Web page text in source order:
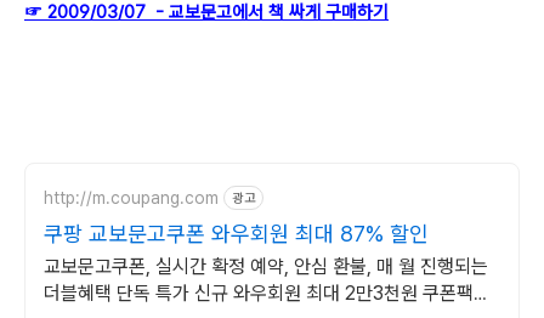
☞ 2009/03/07 - 교보문고에서 책 싸게 구매하기
http://m.coupang.com 광고
쿠팡 교보문고쿠폰 와우회원 최대 87% 할인
교보문고쿠폰, 실시간 확정 예약, 안심 환불, 매 월 진행되는
더블혜택 단독 특가 신규 와우회원 최대 2만3천원 쿠폰팩